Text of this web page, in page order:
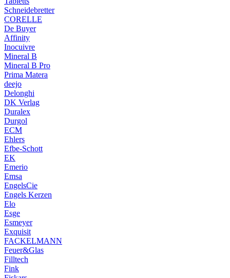
Schneidebretter
CORELLE
De Buyer
Affinity
Inocuivre
Mineral B
Mineral B Pro
Prima Matera
deejo
Delonghi
DK Verlag
Duralex
Durgol
ECM
Ehlers
Efbe-Schott
EK
Emerio
Emsa
EngelsCie
Engels Kerzen
Elo
Esge
Esmeyer
Exquisit
FACKELMANN
Feuer&Glas
Filltech
Fink